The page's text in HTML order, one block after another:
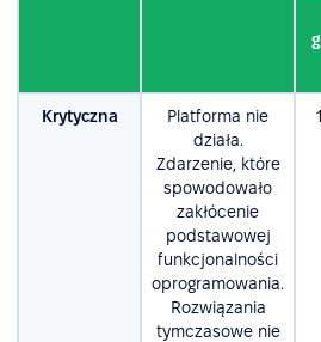
Krytyczna
Platforma nie
działa.
Zdarzenie, które
spowodowało
zakłócenie
podstawowej
funkcjonalności
oprogramowania.
Rozwiązania
tymczasowe nie